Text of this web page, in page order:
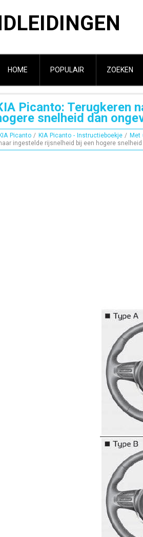
HOME POPULAIR ZOEKEN
Picanto: Terugkeren
snelheid dan
KIA Picanto / KIA Picanto - Instructieboekje / Met
ingestelde rijsnelheid bij een hogere